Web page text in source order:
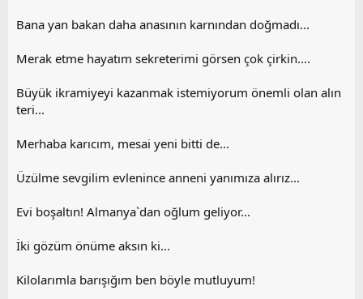
Bana yan bakan daha anasının karnından doğmadı...
Merak etme hayatım sekreterimi görsen çok çirkin....
Büyük ikramiyeyi kazanmak istemiyorum önemli olan alın
teri...
Merhaba karıcım, mesai yeni bitti de...
Üzülme sevgilim evlenince anneni yanımıza alırız...
Evi boşaltın! Almanya`dan oğlum geliyor...
İki gözüm önüme aksın ki...
Kilolarımla barışığım ben böyle mutluyum!